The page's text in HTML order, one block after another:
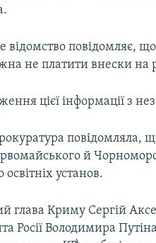
відомство повідомляє,
не платити внески на
цієї інформації з
повідомляла,
й
установ.
глава Криму Сергій
Росії Володимира